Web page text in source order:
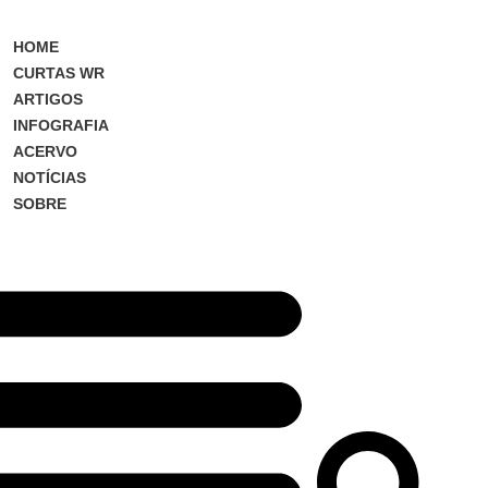
HOME
CURTAS WR
ARTIGOS
INFOGRAFIA
ACERVO
NOTÍCIAS
SOBRE